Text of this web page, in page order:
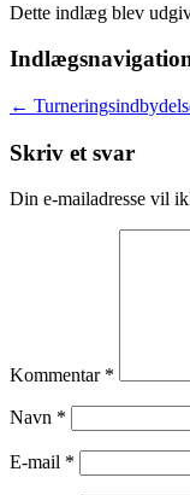
Dette indlæg blev
←
Skriv et svar
Din e-mailadresse vil
Kommentar *
Navn *
E-mail *